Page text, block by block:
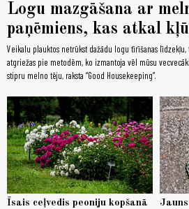
Logu mazgāšana ar
paņēmiens, kas atkal
Veikalu plauktos netrūkst dažādu logu tīrīšanas
atgriežas pie metodēm, ko izmantoja vēl mūsu
stipru melno tēju, raksta “Good Housekeeping”.
Īsais ceļvedis peoniju kopšanā